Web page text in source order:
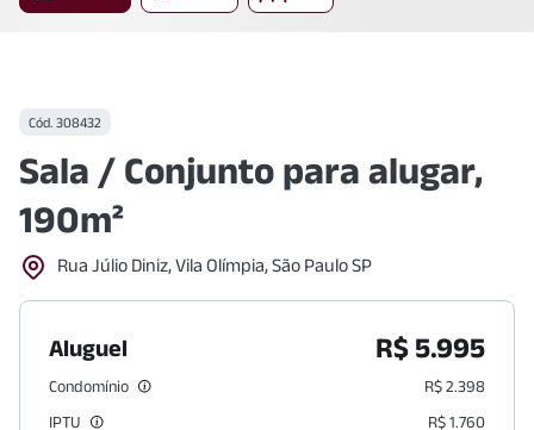
Cód. 308432
Sala / Conjunto para alugar,
190m²
Rua Júlio Diniz, Vila Olímpia, São Paulo SP
Aluguel R$ 5.995
Condomínio
R$ 2.398
IPTU
R$ 1.760